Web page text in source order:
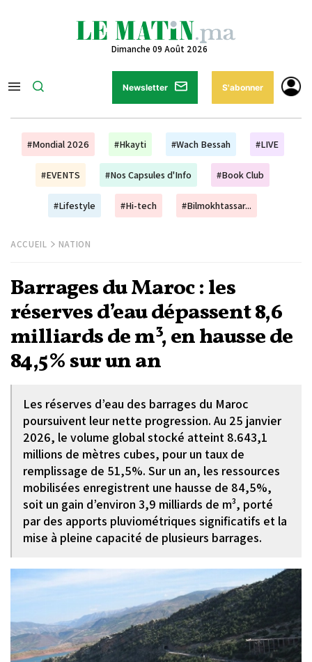
Dimanche 09 Août 2026
Newsletter S'abonner
#Mondial 2026 #Hkayti #Wach Bessah #LIVE
#EVENTS #Nos Capsules d'Info #Book Club
#Lifestyle #Hi-tech #Bilmokhtassar...
ACCUEIL NATION
Barrages du Maroc : les
réserves d’eau dépassent 8,6
milliards de m³, en hausse de
84,5% sur un an
Les réserves d’eau des barrages du Maroc
poursuivent leur nette progression. Au 25 janvier
2026, le volume global stocké atteint 8.643,1
millions de mètres cubes, pour un taux de
remplissage de 51,5%. Sur un an, les ressources
mobilisées enregistrent une hausse de 84,5%,
soit un gain d’environ 3,9 milliards de m³, porté
par des apports pluviométriques significatifs et la
mise à pleine capacité de plusieurs barrages.